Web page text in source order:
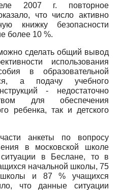
2007 г. повторное
что число активно
книжку безопасности
более 10 %.
сделать общий вывод
использования
в образовательной
а подачу учебного
- недостаточно
для обеспечения
ребенка, так и детского
анкеты по вопросу
в московской школе
ситуации в Беслане, то в
начальной школы, 75
и 87 % учащихся
что данные ситуации